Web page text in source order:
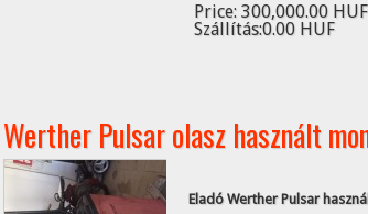
Price: 300,000.00 HUF
Szállítás:0.00 HUF
Werther Pulsar olasz használt
Eladó Werther Pulsar